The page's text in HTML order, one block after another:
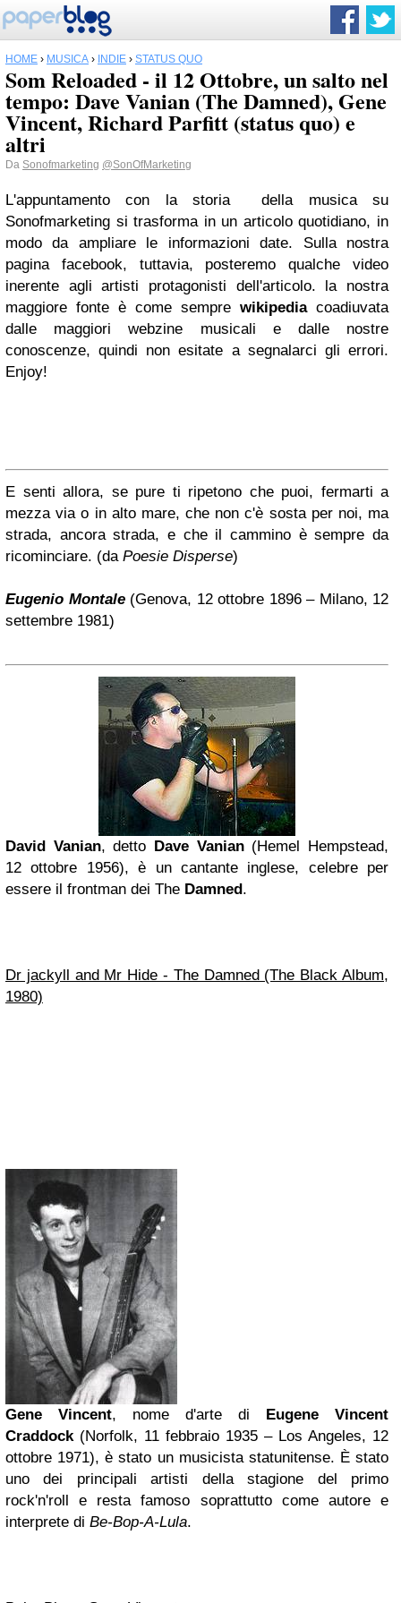
HOME › MUSICA › INDIE › STATUS QUO
Som Reloaded - il 12 Ottobre, un salto nel
tempo: Dave Vanian (The Damned), Gene
Vincent, Richard Parfitt (status quo) e
altri
Da Sonofmarketing @SonOfMarketing
L'appuntamento con la storia della musica su
Sonofmarketing si trasforma in un articolo quotidiano, in
modo da ampliare le informazioni date. Sulla nostra
pagina facebook, tuttavia, posteremo qualche video
inerente agli artisti protagonisti dell'articolo. la nostra
maggiore fonte è come sempre wikipediacoadiuvata
dalle maggiori webzine musicali e dalle nostre
conoscenze, quindi non esitate a segnalarci gli errori.
Enjoy!
E senti allora, se pure ti ripetono che puoi, fermarti a
mezza via o in alto mare, che non c'è sosta per noi, ma
strada, ancora strada, e che il cammino è sempre da
ricominciare. (da Poesie Disperse)
Eugenio Montale(Genova, 12 ottobre 1896 – Milano, 12
settembre 1981)
David Vanian, detto Dave Vanian(Hemel Hempstead,
12 ottobre 1956), è un cantante inglese, celebre per
essere il frontman dei The Damned.
Dr jackyll and Mr Hide - The Damned (The Black Album,
1980)
Gene Vincent, nome d'arte di Eugene Vincent
Craddock(Norfolk, 11 febbraio 1935 – Los Angeles, 12
ottobre 1971), è stato un musicista statunitense. È stato
uno dei principali artisti della stagione del primo
rock'n'roll e resta famoso soprattutto come autore e
interprete di Be-Bop-A-Lula.